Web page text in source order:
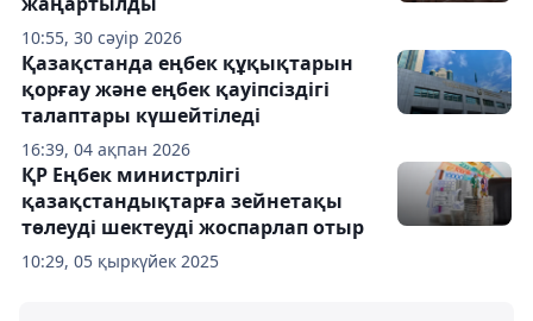
10:55, 30 сәуір 2026
16:39, 04 ақпан 2026
Қазақстанда еңбек құқықтарын
қорғау және еңбек қауіпсіздігі
талаптары күшейтіледі
10:29, 05 қыркүйек 2025
ҚР Еңбек министрлігі
қазақстандықтарға зейнетақы
төлеуді шектеуді жоспарлап отыр